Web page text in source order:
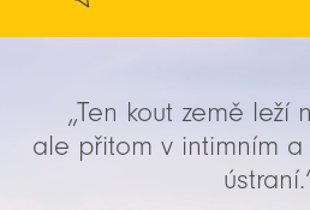
„Ten kout země leží
ale přitom v intimním a